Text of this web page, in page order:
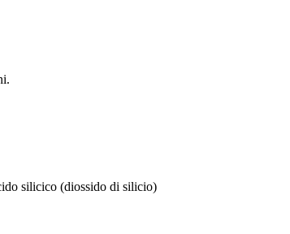
silicico (diossido di silicio)